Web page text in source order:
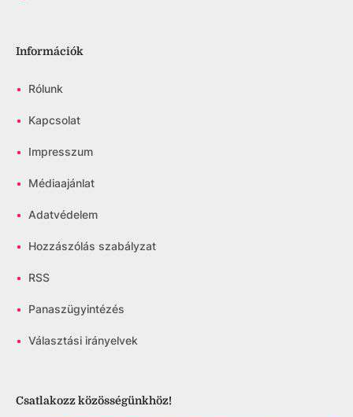
Információk
• Rólunk
• Kapcsolat
• Impresszum
• Médiaajánlat
• Adatvédelem
• Hozzászólás szabályzat
• RSS
• Panaszügyintézés
• Választási irányelvek
Csatlakozz közösségünkhöz!